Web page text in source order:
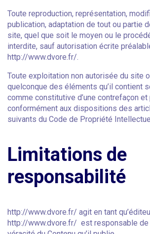
Toute reproduction, représentation,
publication, adaptation de tout ou partie
site, quel que soit le moyen ou le
interdite, sauf autorisation écrite
http://www.dvore.fr/.
Toute exploitation non autorisée du site
quelconque des éléments qu’il contient
comme constitutive d’une contrefaçon
conformément aux dispositions des
suivants du Code de Propriété
Limitations de
responsabilité
http://www.dvore.fr/ agit en tant
http://www.dvore.fr/ est responsable de